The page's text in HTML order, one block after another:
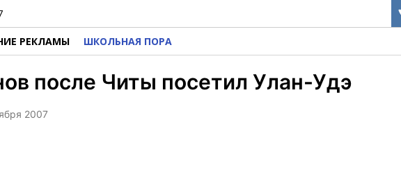
РЕКЛАМЫ ШКОЛЬНАЯ ПОРА
после Читы посетил Улан-Удэ
2007